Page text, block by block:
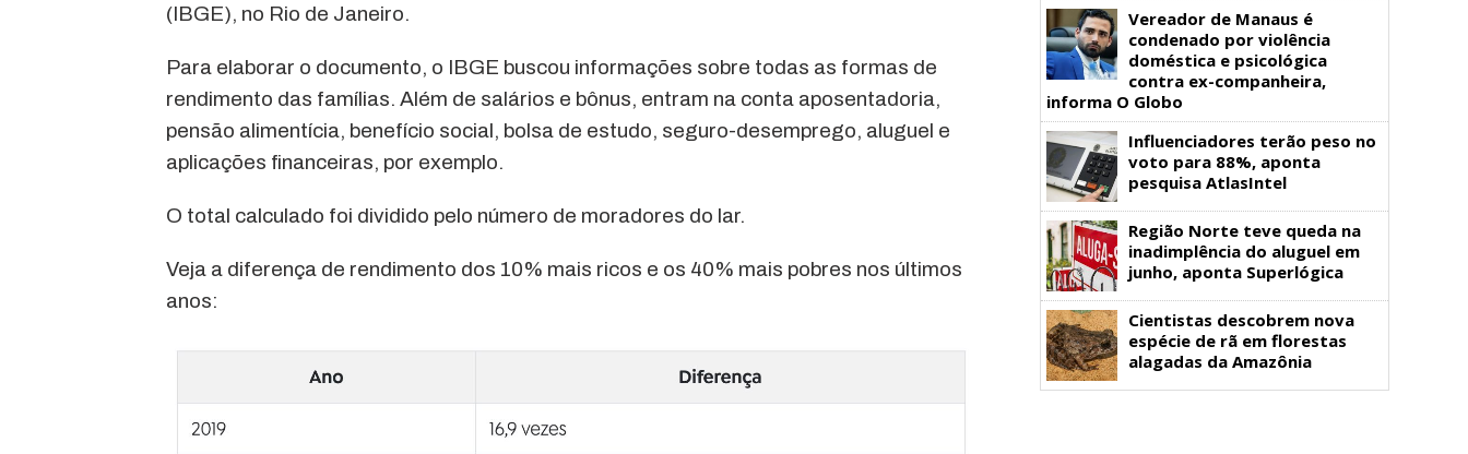
(IBGE), no Rio de Janeiro.
Para elaborar o documento, o IBGE buscou informações sobre todas as formas de
rendimento das famílias. Além de salários e bônus, entram na conta aposentadoria,
pensão alimentícia, benefício social, bolsa de estudo, seguro-desemprego, aluguel e
aplicações financeiras, por exemplo.
O total calculado foi dividido pelo número de moradores do lar.
Veja a diferença de rendimento dos 10% mais ricos e os 40% mais pobres nos últimos
anos:
Vereador de Manaus é
condenado por violência
doméstica e psicológica
contra ex-companheira,
informa O Globo
Influenciadores terão peso no
voto para 88%, aponta
pesquisa AtlasIntel
Região Norte teve queda na
inadimplência do aluguel em
junho, aponta Superlógica
Cientistas descobrem nova
espécie de rã em florestas
alagadas da Amazônia